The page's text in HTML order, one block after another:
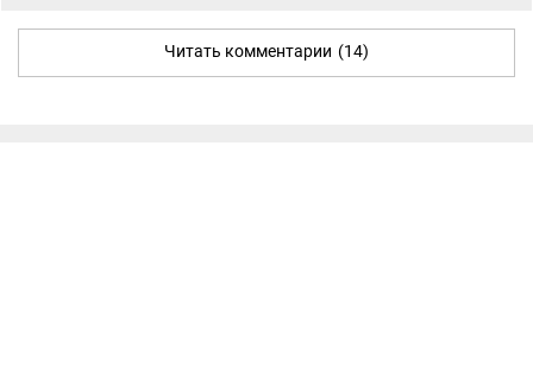
Читать комментарии (14)